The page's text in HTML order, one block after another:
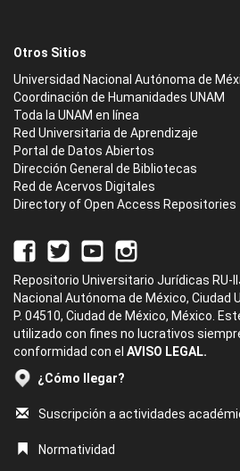
Otros Sitios
Universidad Nacional Autónoma de
Coordinación de Humanidades UNAM
Toda la UNAM en línea
Red Universitaria de Aprendizaje
Portal de Datos Abiertos
Dirección General de Bibliotecas
Red de Acervos Digitales
Directory of Open Access Repositories
Repositorio Universitario Jurídicas RU-
Nacional Autónoma de México, Ciudad
P. 04510, Ciudad de México, México.
utilizado con fines no lucrativos
conformidad con el AVISO LEGAL.
¿Cómo llegar?
Suscripción a actividades
Normatividad